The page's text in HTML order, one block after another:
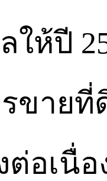
ลให้ปี
ขาย
อเนื่อ